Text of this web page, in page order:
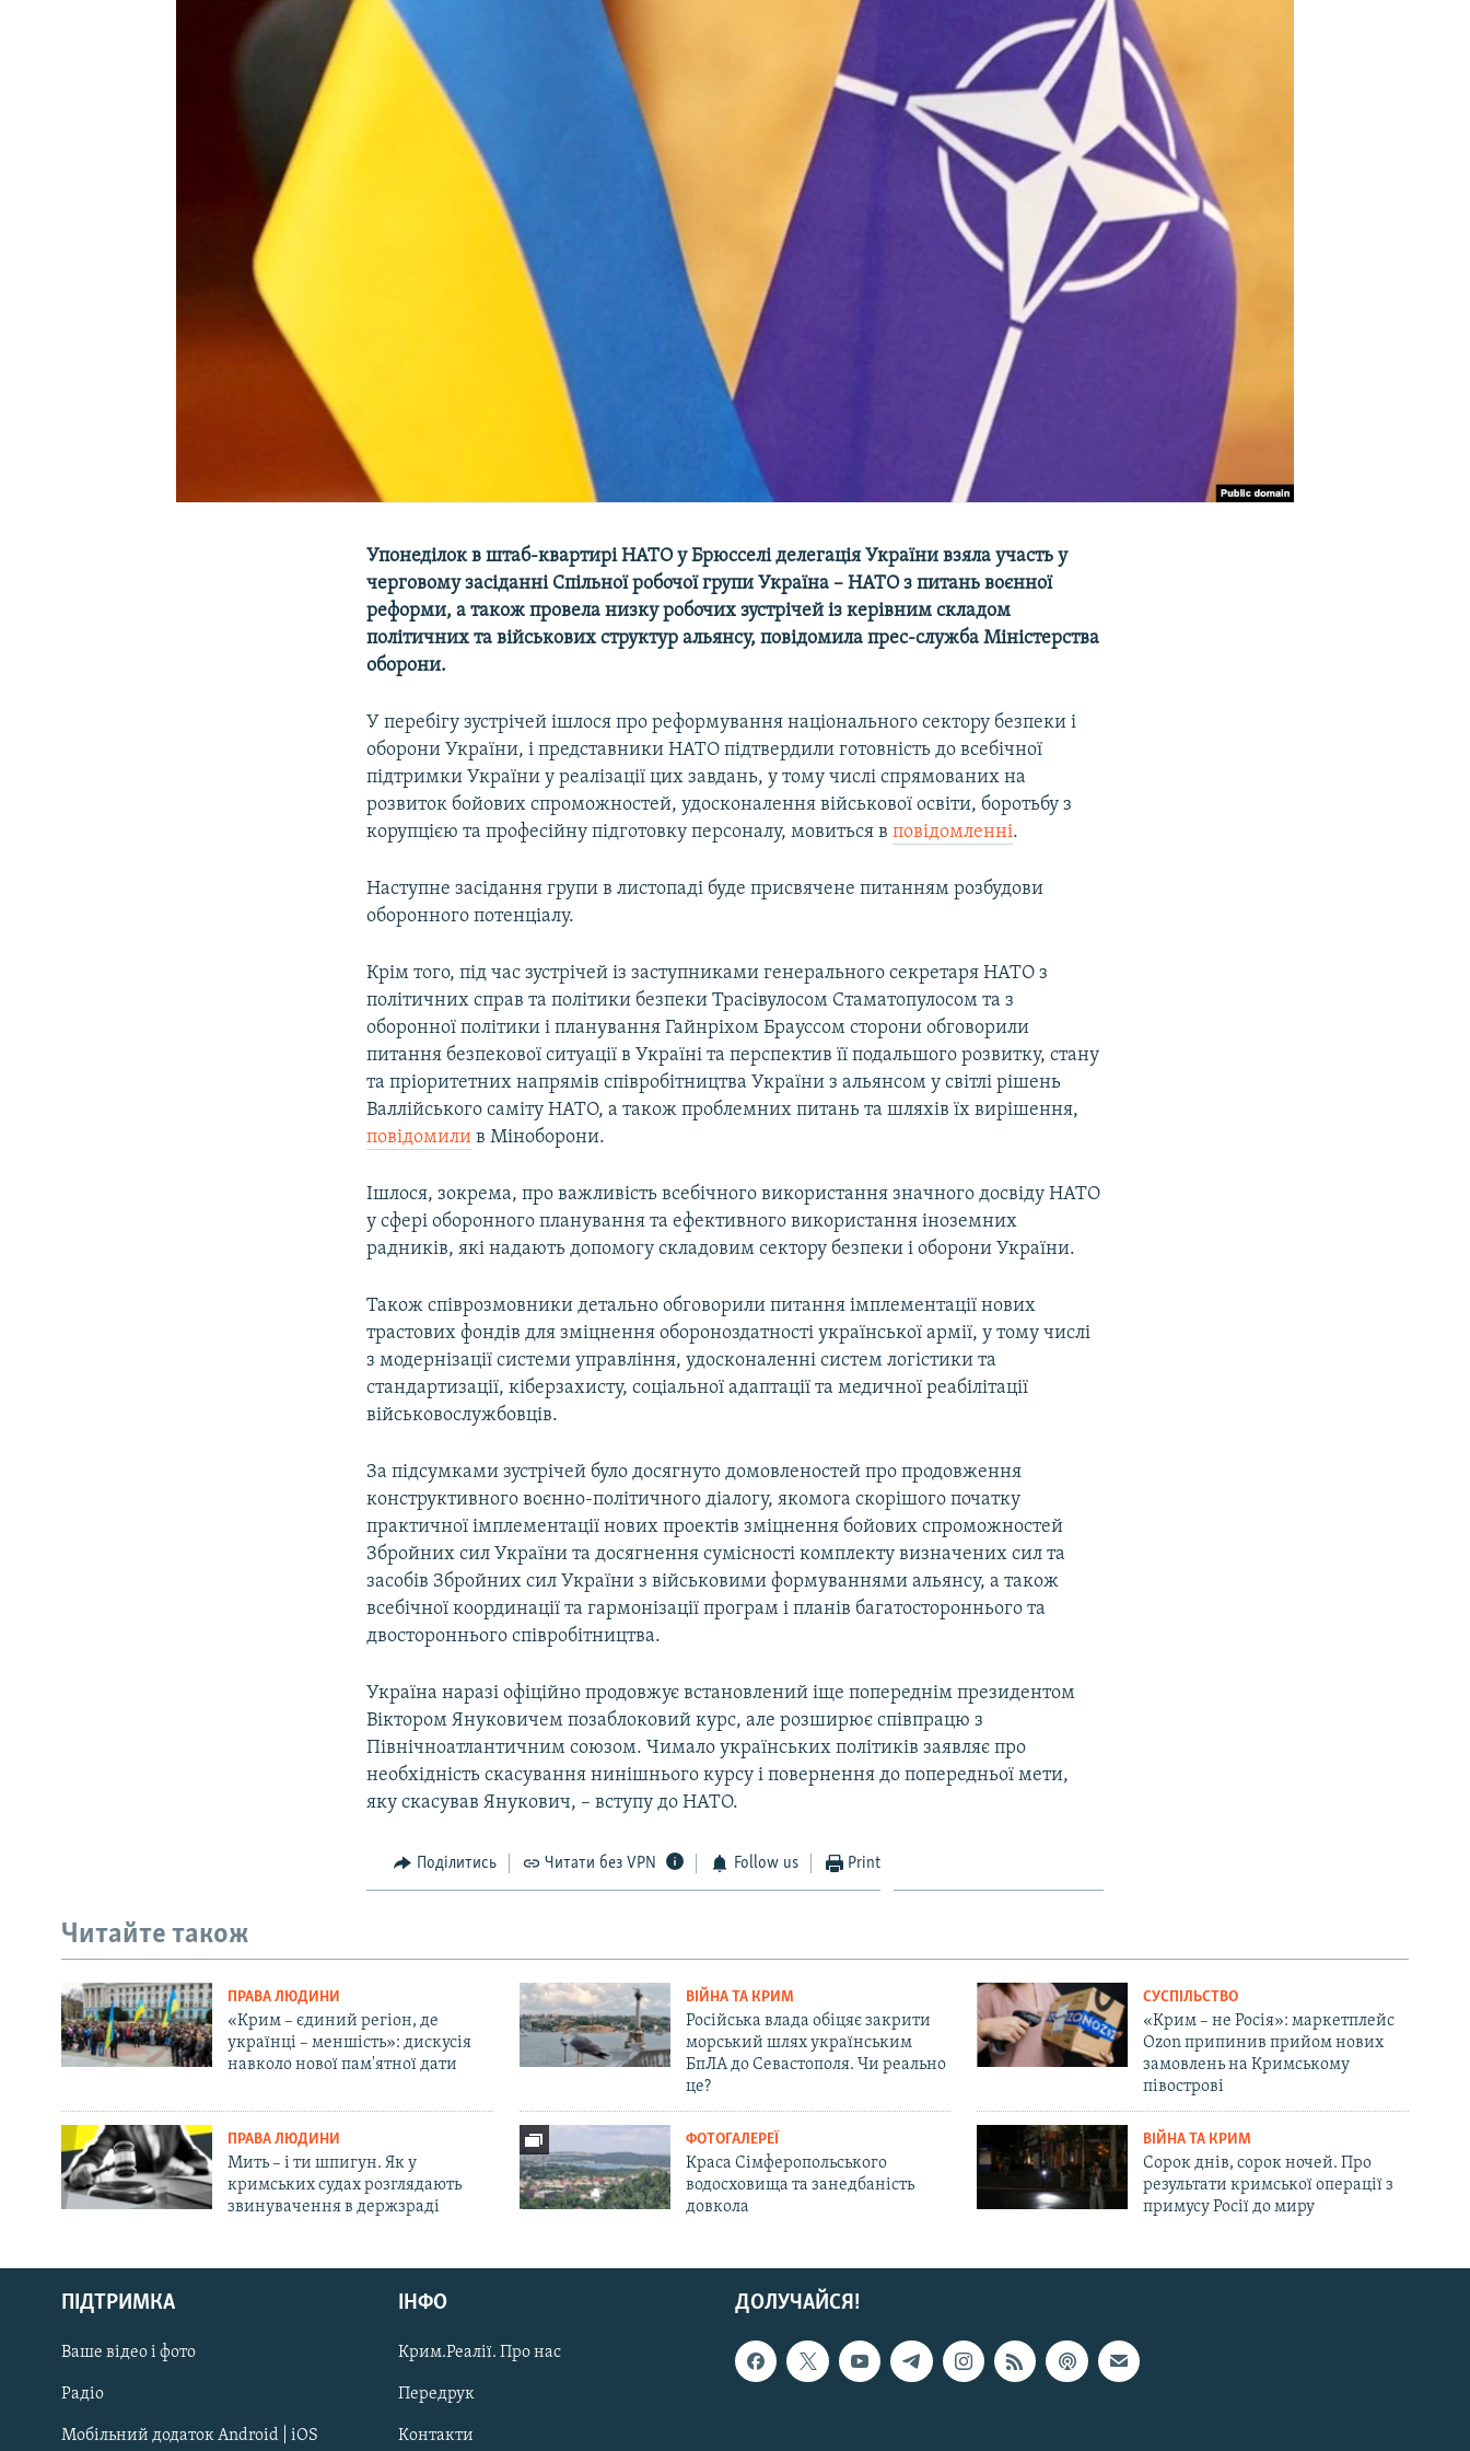
Русский
Qırımtatar
ДОЛУЧАЙСЯ!
Упонеділок в штаб-квартирі НАТО у Брюсселі делегація України взяла участь у
черговому засіданні Спільної робочої групи Україна – НАТО з питань воєнної
реформи, а також провела низку робочих зустрічей із керівним складом
політичних та військових структур альянсу, повідомила прес-служба Міністерства
оборони.
У перебігу зустрічей ішлося про реформування національного сектору безпеки і
оборони України, і представники НАТО підтвердили готовність до всебічної
підтримки України у реалізації цих завдань, у тому числі спрямованих на
розвиток бойових спроможностей, удосконалення військової освіти, боротьбу з
корупцією та професійну підготовку персоналу, мовиться вповідомленні.
Наступне засідання групи в листопаді буде присвячене питанням розбудови
оборонного потенціалу.
Крім того, під час зустрічей із заступниками генерального секретаря НАТО з
політичних справ та політики безпеки Трасівулосом Стаматопулосом та з
оборонної політики і планування Гайнріхом Брауссом сторони обговорили
питання безпекової ситуації в Україні та перспектив її подальшого розвитку, стану
та пріоритетних напрямів співробітництва України з альянсом у світлі рішень
Валлійського саміту НАТО, а також проблемних питань та шляхів їх вирішення,
повідомили в Міноборони.
Ішлося, зокрема, про важливість всебічного використання значного досвіду НАТО
у сфері оборонного планування та ефективного використання іноземних
радників, які надають допомогу складовим сектору безпеки і оборони України.
Також співрозмовники детально обговорили питання імплементації нових
трастових фондів для зміцнення обороноздатності української армії, у тому числі
з модернізації системи управління, удосконаленні систем логістики та
стандартизації, кіберзахисту, соціальної адаптації та медичної реабілітації
військовослужбовців.
За підсумками зустрічей було досягнуто домовленостей про продовження
конструктивного воєнно-політичного діалогу, якомога скорішого початку
практичної імплементації нових проектів зміцнення бойових спроможностей
Збройних сил України та досягнення сумісності комплекту визначених сил та
засобів Збройних сил України з військовими формуваннями альянсу, а також
всебічної координації та гармонізації програм і планів багатостороннього та
двостороннього співробітництва.
Україна наразі офіційно продовжує встановлений іще попереднім президентом
Віктором Януковичем позаблоковий курс, але розширює співпрацю з
Північноатлантичним союзом. Чимало українських політиків заявляє про
необхідність скасування нинішнього курсу і повернення до попередньої мети,
яку скасував Янукович, – вступу до НАТО.
Поділитись Читати без VPN Follow us Print
Читайте також
ПРАВА ЛЮДИНИ
«Крим – єдиний регіон, де
українці – меншість»: дискусія
навколо нової пам'ятної дати
ВІЙНА ТА КРИМ
Російська влада обіцяє закрити
морський шлях українським
БпЛА до Севастополя. Чи реально
це?
СУСПІЛЬСТВО
«Крим – не Росія»: маркетплейс
Ozon припинив прийом нових
замовлень на Кримському
півострові
ПРАВА ЛЮДИНИ
Мить – і ти шпигун. Як у
кримських судах розглядають
звинувачення в держзраді
ФОТОГАЛЕРЕЇ
Краса Сімферопольського
водосховища та занедбаність
довкола
ВІЙНА ТА КРИМ
Сорок днів, сорок ночей. Про
результати кримської операції з
примусу Росії до миру
ДОЛУЧАЙСЯ!
ПІДТРИМКА
Ваше відео і фото
Радіо
Мобільний додаток Android | iOS
ІНФО
Крим.Реалії. Про нас
Передрук
Контакти